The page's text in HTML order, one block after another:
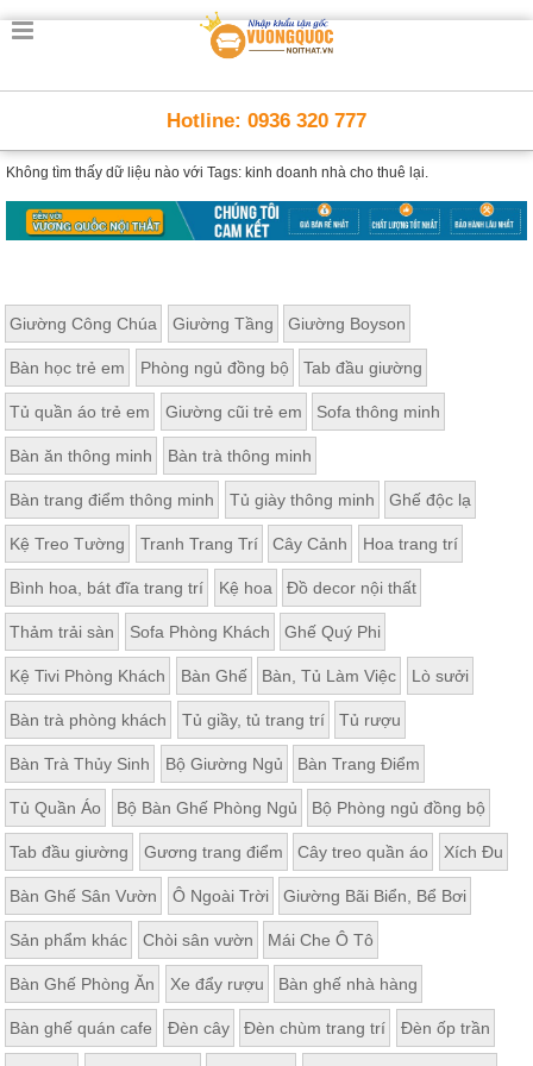
Hotline: 0936 320 777
Không tìm thấy dữ liệu nào với Tags: kinh doanh nhà cho thuê lại.
Giường Công Chúa Giường Tầng Giường Boyson
Bàn học trẻ em Phòng ngủ đồng bộ Tab đầu giường
Tủ quần áo trẻ em Giường cũi trẻ em Sofa thông minh
Bàn ăn thông minh Bàn trà thông minh
Bàn trang điểm thông minh Tủ giày thông minh Ghế độc lạ
Kệ Treo Tường Tranh Trang Trí Cây Cảnh Hoa trang trí
Bình hoa, bát đĩa trang trí Kệ hoa Đồ decor nội thất
Thảm trải sàn Sofa Phòng Khách Ghế Quý Phi
Kệ Tivi Phòng Khách Bàn Ghế Bàn, Tủ Làm Việc Lò sưởi
Bàn trà phòng khách Tủ giầy, tủ trang trí Tủ rượu
Bàn Trà Thủy Sinh Bộ Giường Ngủ Bàn Trang Điểm
Tủ Quần Áo Bộ Bàn Ghế Phòng Ngủ Bộ Phòng ngủ đồng bộ
Tab đầu giường Gương trang điểm Cây treo quần áo Xích Đu
Bàn Ghế Sân Vườn Ô Ngoài Trời Giường Bãi Biển, Bể Bơi
Sản phẩm khác Chòi sân vườn Mái Che Ô Tô
Bàn Ghế Phòng Ăn Xe đẩy rượu Bàn ghế nhà hàng
Bàn ghế quán cafe Đèn cây Đèn chùm trang trí Đèn ốp trần